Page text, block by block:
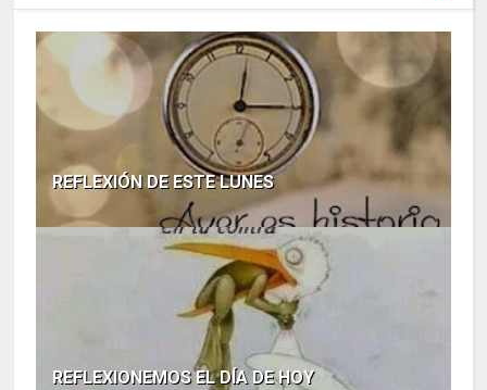
REFLEXIÓN DE ESTE LUNES
REFLEXIONEMOS EL DÍA DE HOY